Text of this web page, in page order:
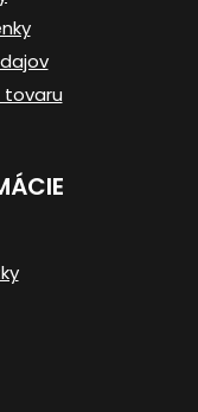
tovaru